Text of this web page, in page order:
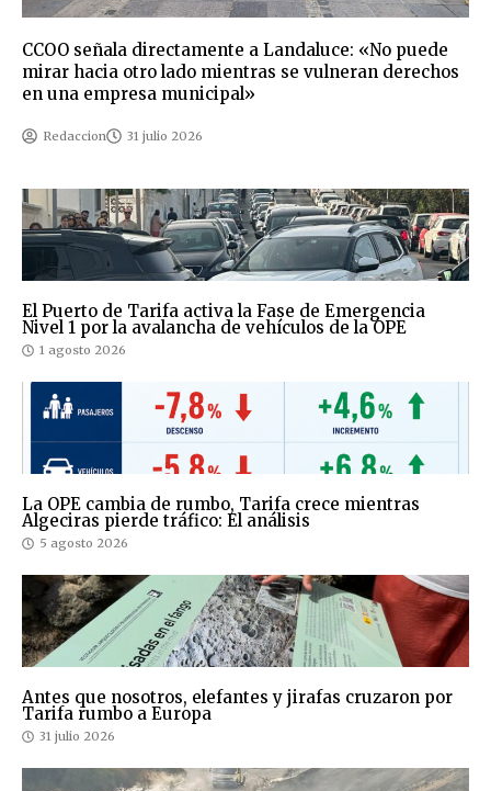
CCOO señala directamente a Landaluce: «No puede
mirar hacia otro lado mientras se vulneran derechos
en una empresa municipal»
Redaccion 31 julio 2026
El Puerto de Tarifa activa la Fase de Emergencia
Nivel 1 por la avalancha de vehículos de la OPE
1 agosto 2026
La OPE cambia de rumbo, Tarifa crece mientras
Algeciras pierde tráfico: El análisis
5 agosto 2026
Antes que nosotros, elefantes y jirafas cruzaron por
Tarifa rumbo a Europa
31 julio 2026